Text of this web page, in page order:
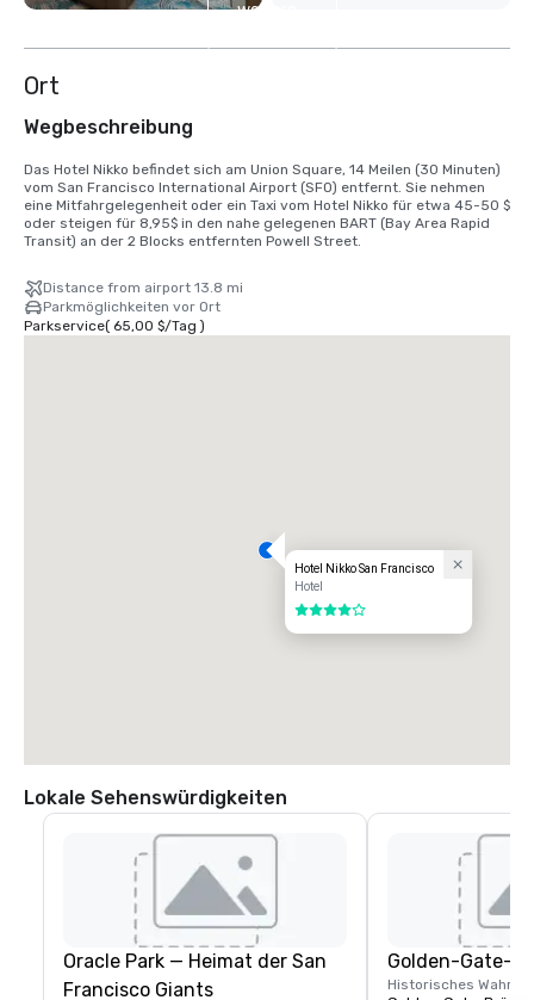
weitere
Ort
Wegbeschreibung
Das Hotel Nikko befindet sich am Union Square, 14 Meilen (30 Minuten)
vom San Francisco International Airport (SFO) entfernt. Sie nehmen
eine Mitfahrgelegenheit oder ein Taxi vom Hotel Nikko für etwa 45-50 $
oder steigen für 8,95$ in den nahe gelegenen BART (Bay Area Rapid
Transit) an der 2 Blocks entfernten Powell Street.
Distance from airport 13.8 mi
Parkmöglichkeiten vor Ort
Parkservice( 65,00 $/Tag )
Hotel Nikko San Francisco
Hotel
4 von 5
Lokale Sehenswürdigkeiten
Oracle Park — Heimat der San
Francisco Giants
Golden-Gate-
Historisches